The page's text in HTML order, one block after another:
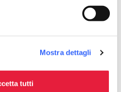
Mostra dettagli
tutti
zona